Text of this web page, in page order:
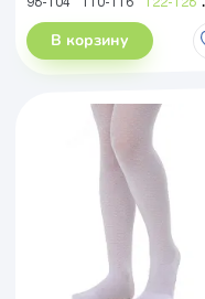
98-104 110-116 122-128
В корзину